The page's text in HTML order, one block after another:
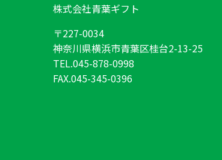
株式会社青葉ギフト
〒227-0034
神奈川県横浜市青葉区桂台2-13-25
TEL.045-878-0998
FAX.045-345-0396